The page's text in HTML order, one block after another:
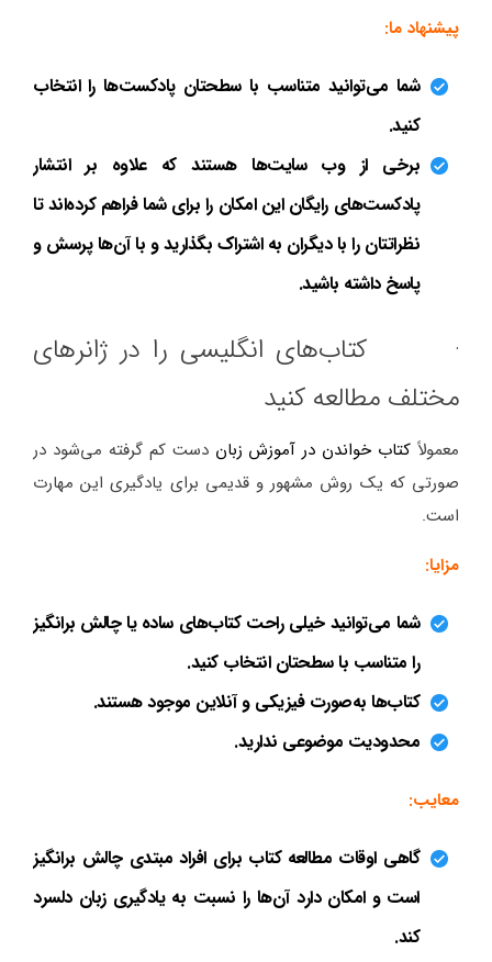
پیشنهاد ما:
شما می‌توانید متناسب با سطحتان پادکست‌ها را انتخاب
کنید.
برخی از وب سایت‌ها هستند که علاوه بر انتشار
پادکست‌های رایگان این امکان را برای شما فراهم کرده‌اند تا
نظراتتان را با دیگران به اشتراک بگذارید و با آن‌ها پرسش و
پاسخ داشته باشید.
· کتاب‌های انگلیسی را در ژانرهای
مختلف مطالعه کنید
معمولاً کتاب خواندن در آموزش زبان دست کم گرفته می‌شود در
صورتی که یک روش مشهور و قدیمی برای یادگیری این مهارت
است.
مزایا:
شما می‌توانید خیلی راحت کتاب‌های ساده یا چالش برانگیز
را متناسب با سطحتان انتخاب کنید.
کتاب‌ها به‌صورت فیزیکی و آنلاین موجود هستند.
محدودیت موضوعی ندارید.
معایب:
گاهی اوقات مطالعه کتاب برای افراد مبتدی چالش برانگیز
است و امکان دارد آن‌ها را نسبت به یادگیری زبان دلسرد
کند.